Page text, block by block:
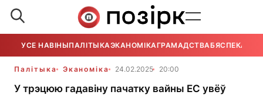
УСЕ НАВІНЫПАЛІТЫКАЭКАНОМІКАГРАМАДСТВАБЯСПЕКА
Палітыка Эканоміка 24.02.2025 20:00
У трэцюю гадавіну пачатку вайны ЕС увёў